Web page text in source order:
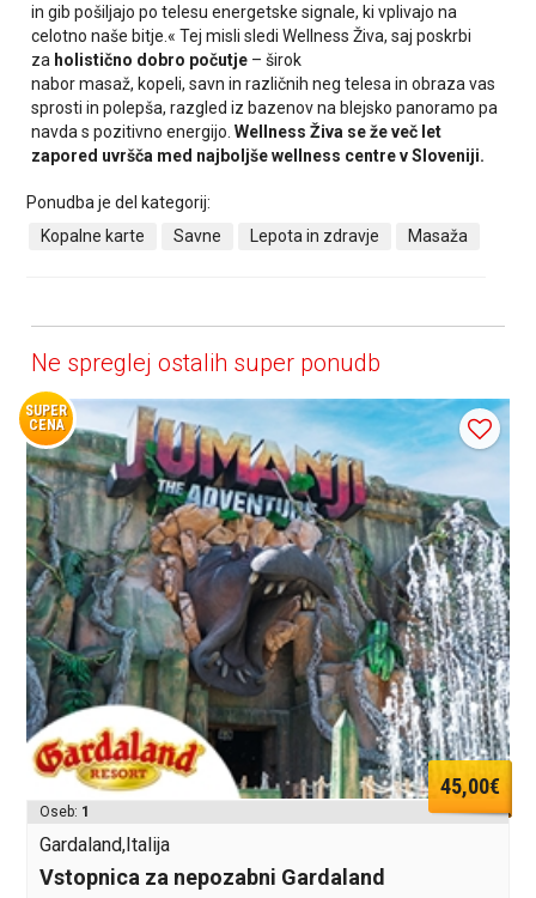
in gib pošiljajo po telesu energetske signale, ki vplivajo na
celotno naše bitje.« Tej misli sledi Wellness Živa, saj poskrbi
za holistično dobro počutje – širok
nabor masaž, kopeli, savn in različnih neg telesa in obraza vas
sprosti in polepša, razgled iz bazenov na blejsko panoramo pa
navda s pozitivno energijo.Wellness Živa se že več let
zapored uvršča med najboljše wellness centre v Sloveniji.
Ponudba je del kategorij:
Kopalne karte
Savne Lepota in zdravje Masaža
Ne spreglej ostalih super ponudb
SUPER
CENA
45,00€
Oseb: 1
Gardaland,Italija
Vstopnica za nepozabni Gardaland